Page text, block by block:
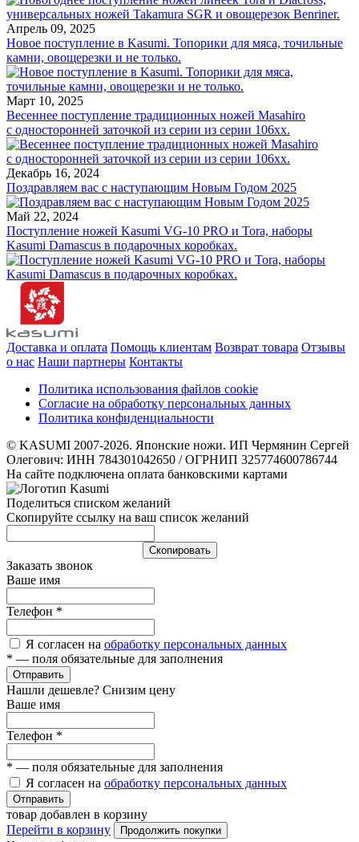
Апрель 09, 2025
Новое поступление в Kasumi. Топорики для мяса, точильные
камни, овощерезки и не только.
Март 10, 2025
Весеннее поступление традиционных ножей Masahiro
с односторонней заточкой из серии из серии 106хх.
Декабрь 16, 2024
Поздравляем вас с наступающим Новым Годом 2025
Май 22, 2024
Поступление ножей Kasumi VG-10 PRO и Tora, наборы
Kasumi Damascus в подарочных коробках.
Доставка и оплата Помощь клиентам Возврат товара Отзывы
о нас Наши партнеры Контакты
Политика использования файлов cookie
Согласие на обработку персональных данных
Политика конфиденциальности
© KASUMI 2007-2026. Японские ножи. ИП Чермянин Сергей
Олегович: ИНН 784301042650 / ОГРНИП 325774600786744
На сайте подключена оплата банковскими картами
Поделиться списком желаний
Скопируйте ссылку на ваш список желаний
Cкопировать
Заказать звонок
Ваше имя
Телефон *
Я согласен на обработку персональных данных
* — поля обязательные для заполнения
Отправить
Нашли дешевле? Снизим цену
Ваше имя
Телефон *
* — поля обязательные для заполнения
Я согласен на обработку персональных данных
Отправить
товар добавлен в корзину
Перейти в корзину
Продолжить покупки